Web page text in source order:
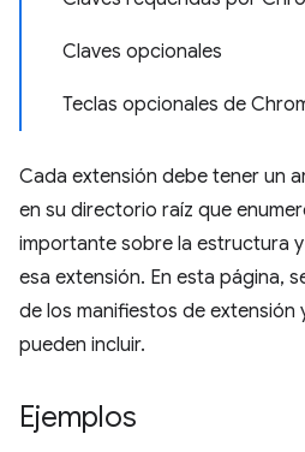
Claves opcionales
Teclas opcionales de
Cada extensión debe tener un
en su directorio raíz que
importante sobre la estructura
esa extensión. En esta página,
de los manifiestos de extensión
pueden incluir.
Ejemplos